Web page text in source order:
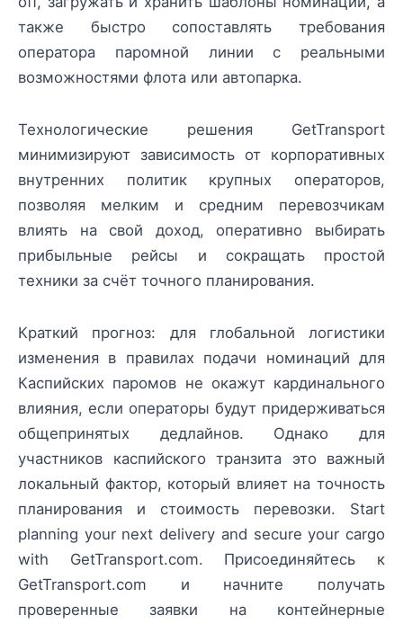
также быстро сопоставлять требования
оператора паромной линии с реальными
возможностями флота или автопарка.
Технологические решения GetTransport
минимизируют зависимость от корпоративных
внутренних политик крупных операторов,
позволяя мелким и средним перевозчикам
влиять на свой доход, оперативно выбирать
прибыльные рейсы и сокращать простой
техники за счёт точного планирования.
Краткий прогноз: для глобальной логистики
изменения в правилах подачи номинаций для
Каспийских паромов не окажут кардинального
влияния, если операторы будут придерживаться
общепринятых дедлайнов. Однако для
участников каспийского транзита это важный
локальный фактор, который влияет на точность
планирования и стоимость перевозки. Start
planning your next delivery and secure your cargo
with GetTransport.com. Присоединяйтесь к
GetTransport.com и начните получать
проверенные заявки на контейнерные